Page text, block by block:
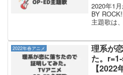
2020年1
BY
主題歌は
す。OP
ス」で
く主人公
2022年春アニメ
理系が
た。
【2022